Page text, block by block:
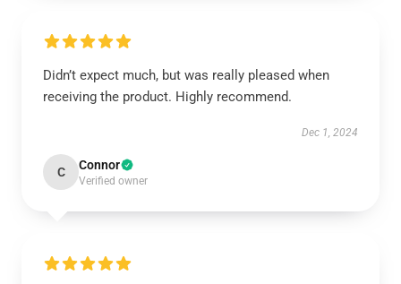
Didn’t expect much, but was really pleased when
receiving the product. Highly recommend.
Dec 1, 2024
C Connor
Verified owner